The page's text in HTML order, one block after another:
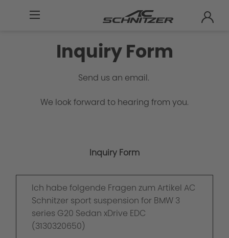
Inquiry Form
Send us an email.
We look forward to hearing from you.
Inquiry Form